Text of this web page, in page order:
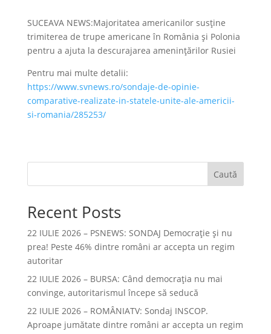
SUCEAVA NEWS:Majoritatea americanilor susține
trimiterea de trupe americane în România și Polonia
pentru a ajuta la descurajarea amenințărilor Rusiei
Pentru mai multe detalii:
https://www.svnews.ro/sondaje-de-opinie-
comparative-realizate-in-statele-unite-ale-americii-
si-romania/285253/
Caută
Recent Posts
22 IULIE 2026 – PSNEWS: SONDAJ Democrație și nu
prea! Peste 46% dintre români ar accepta un regim
autoritar
22 IULIE 2026 – BURSA: Când democraţia nu mai
convinge, autoritarismul începe să seducă
22 IULIE 2026 – ROMÂNIATV: Sondaj INSCOP.
Aproape jumătate dintre români ar accepta un regim